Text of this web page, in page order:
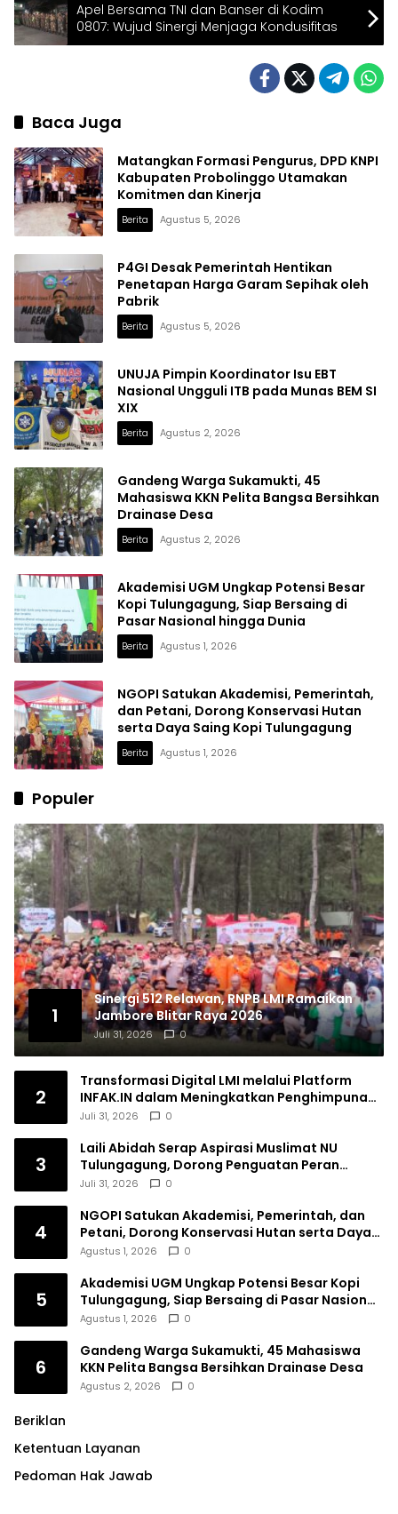
Apel Bersama TNI dan Banser di Kodim
0807: Wujud Sinergi Menjaga Kondusifitas
Baca Juga
Matangkan Formasi Pengurus, DPD KNPI
Kabupaten Probolinggo Utamakan
Komitmen dan Kinerja
Berita Agustus 5, 2026
P4GI Desak Pemerintah Hentikan
Penetapan Harga Garam Sepihak oleh
Pabrik
Berita Agustus 5, 2026
UNUJA Pimpin Koordinator Isu EBT
Nasional Ungguli ITB pada Munas BEM SI
XIX
Berita Agustus 2, 2026
Gandeng Warga Sukamukti, 45
Mahasiswa KKN Pelita Bangsa Bersihkan
Drainase Desa
Berita Agustus 2, 2026
Akademisi UGM Ungkap Potensi Besar
Kopi Tulungagung, Siap Bersaing di
Pasar Nasional hingga Dunia
Berita Agustus 1, 2026
NGOPI Satukan Akademisi, Pemerintah,
dan Petani, Dorong Konservasi Hutan
serta Daya Saing Kopi Tulungagung
Berita Agustus 1, 2026
Populer
1
Sinergi 512 Relawan, RNPB LMI Ramaikan
Jambore Blitar Raya 2026
Juli 31, 2026 0
2
Transformasi Digital LMI melalui Platform
INFAK.IN dalam Meningkatkan Penghimpunan
Dana Filantropi Islam
Juli 31, 2026 0
3
Laili Abidah Serap Aspirasi Muslimat NU
Tulungagung, Dorong Penguatan Peran
Perempuan
Juli 31, 2026 0
4
NGOPI Satukan Akademisi, Pemerintah, dan
Petani, Dorong Konservasi Hutan serta Daya
Saing Kopi Tulungagung
Agustus 1, 2026 0
5
Akademisi UGM Ungkap Potensi Besar Kopi
Tulungagung, Siap Bersaing di Pasar Nasional
hingga Dunia
Agustus 1, 2026 0
6
Gandeng Warga Sukamukti, 45 Mahasiswa
KKN Pelita Bangsa Bersihkan Drainase Desa
Agustus 2, 2026 0
Beriklan
Ketentuan Layanan
Pedoman Hak Jawab